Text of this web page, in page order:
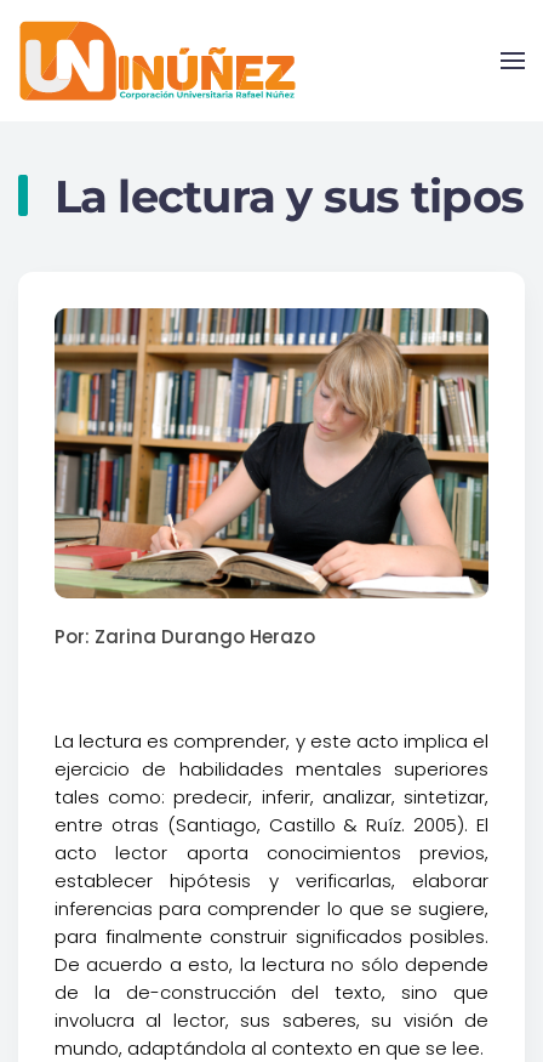
Skip to main content
La lectura y sus tipos
Por: Zarina Durango Herazo
La lectura es comprender, y este acto implica el
ejercicio de habilidades mentales superiores
tales como: predecir, inferir, analizar, sintetizar,
entre otras (Santiago, Castillo & Ruíz. 2005). El
acto lector aporta conocimientos previos,
establecer hipótesis y verificarlas, elaborar
inferencias para comprender lo que se sugiere,
para finalmente construir significados posibles.
De acuerdo a esto, la lectura no sólo depende
de la de-construcción del texto, sino que
involucra al lector, sus saberes, su visión de
mundo, adaptándola al contexto en que se lee.